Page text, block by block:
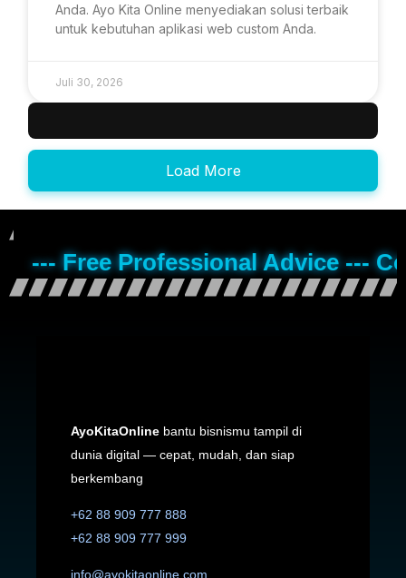
Anda. Ayo Kita Online menyediakan solusi terbaik
untuk kebutuhan aplikasi web custom Anda.
Juli 30, 2026
Load More
--- Free Professional Advice ---
AyoKitaOnlinebantu bisnismu tampil di
dunia digital — cepat, mudah, dan siap
berkembang
+62 88 909 777 888
+62 88 909 777 999
info@ayokitaonline.com